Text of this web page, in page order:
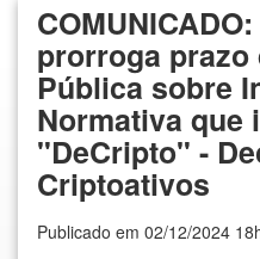
prorroga prazo
Pública sobre
Normativa que
"DeCripto" -
Criptoativos
Publicado em 02/12/2024